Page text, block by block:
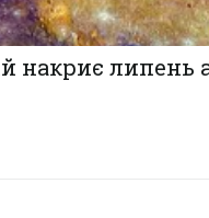
накриє липень